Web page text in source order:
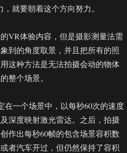
就要朝着这个方向努力。
VR体验内容，但是摄影测量法需
到的角度取景，并且把所有的照
这种方法是无法拍摄会动的物体
整个场景。
在一个场景中，以每秒60次的速度
深度映射激光雷达。之后，拍摄
作出每秒60帧的包含场景容积数
者汽车开过，但仍然保持了容积